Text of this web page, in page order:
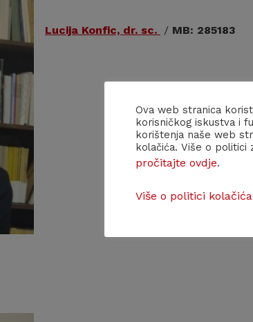
Lucija Konfic, dr. sc. / MB: 285183
Ova web stranica
korisničkog iskustva i
korištenja naše web
kolačića. Više o
pročitajte ovdje.
Više o politici kolačića